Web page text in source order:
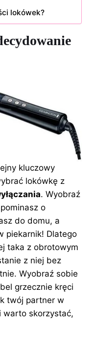
lokówek?
kluczowy
lokówkę z
. Wyobraź
o
do domu, a
piekarnik! Dlatego
taka z obrotowym
z niej bez
Wyobraź sobie
grzecznie kręci
twój partner w
warto skorzystać,